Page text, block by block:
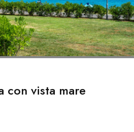
con vista mare